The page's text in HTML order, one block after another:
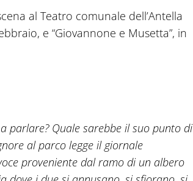
al Teatro comunale dell’Antella
e “Giovannone e Musetta”, in
parlare? Quale sarebbe il suo punto di
al parco legge il giornale
proveniente dal ramo di un albero